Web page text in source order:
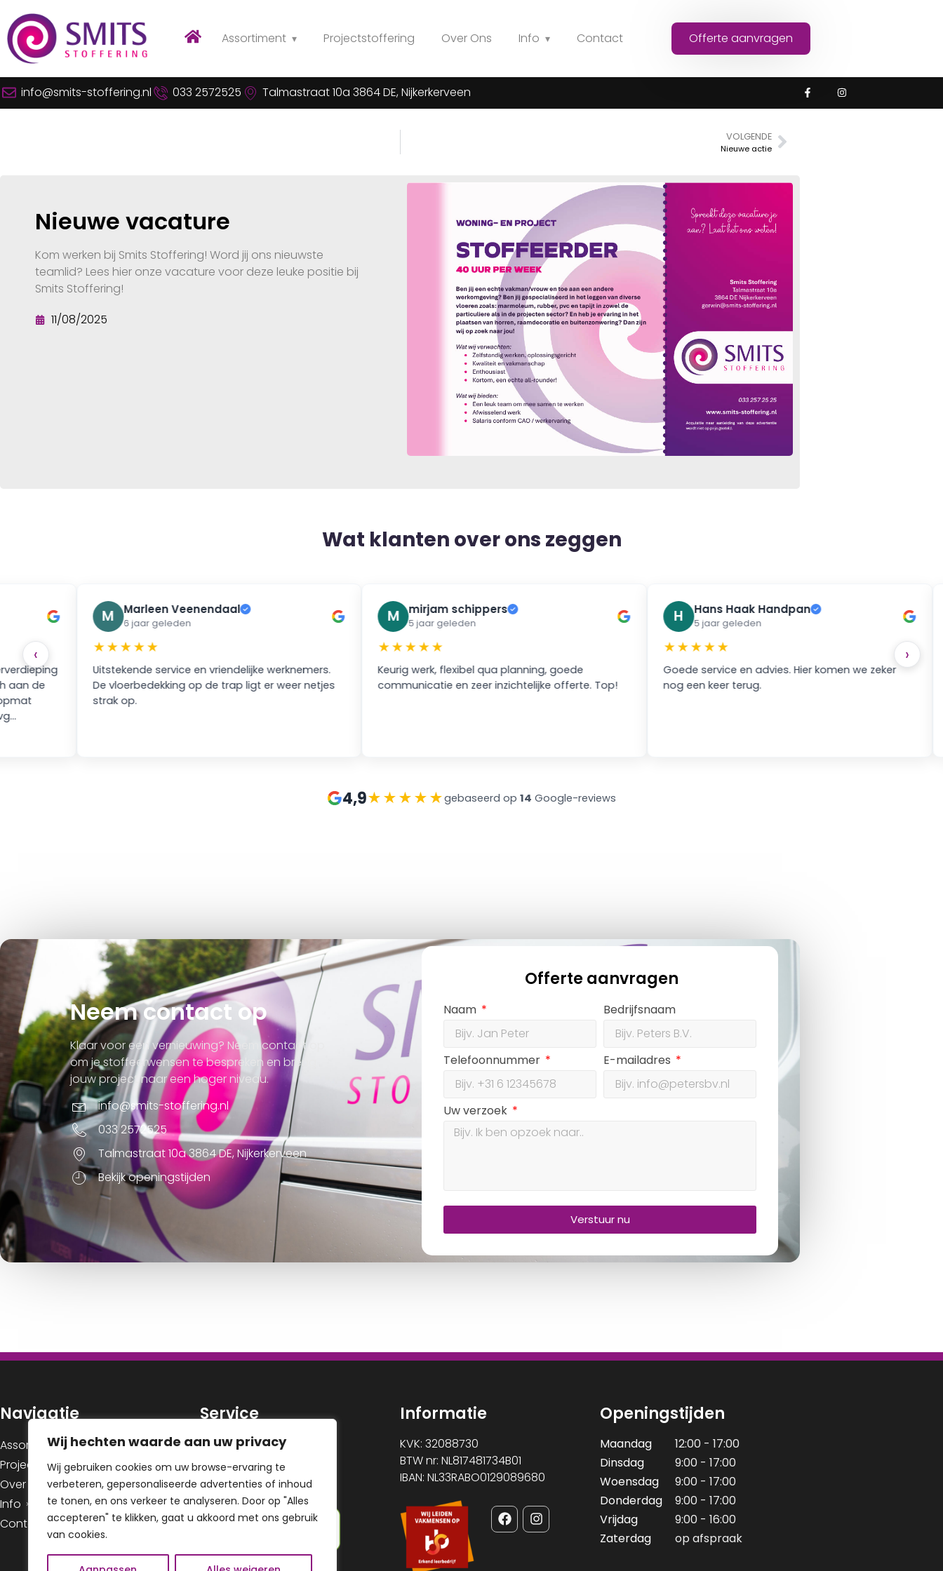
Wij hechten waarde aan uw privacy
Wij gebruiken cookies om uw browse-ervaring te
verbeteren, gepersonaliseerde advertenties of inhoud
te tonen, en ons verkeer te analyseren. Door op "Alles
accepteren" te klikken, gaat u akkoord met ons gebruik
van cookies.
Assortiment Projectstoffering Over Ons Info Contact Offerte aanvragen
info@smits-stoffering.nl 033 2572525 Talmastraat 10a 3864 DE, Nijkerkerveen
VOLGENDE
Nieuwe actie
Nieuwe vacature
Kom werken bij Smits Stoffering! Word jij ons nieuwste
teamlid? Lees hier onze vacature voor deze leuke positie bij
Smits Stoffering!
11/08/2025
Wat klanten over ons zeggen
Marleen Veenendaal ✓
6 jaar geleden
★★★★★
Uitstekende service en vriendelijke werknemers.
De vloerbedekking op de trap ligt er weer netjes
strak op.
mirjam schippers ✓
5 jaar geleden
★★★★★
Keurig werk, flexibel qua planning, goede
communicatie en zeer inzichtelijke offerte. Top!
Hans Haak Handpan ✓
5 jaar geleden
★★★★★
Goede service en advies. Hier komen we zeker
nog een keer terug.
‹ ›
4,9★★★★★gebaseerd op 14 Google-reviews
Neem contact op
Klaar voor een vernieuwing? Neem contact op
om je stoffeerwensen te bespreken en breng
jouw project naar een hoger niveau.
info@smits-stoffering.nl
033 2572525
Talmastraat 10a 3864 DE, Nijkerkerveen
Bekijk openingstijden
Offerte aanvragen
Naam Bedrijfsnaam
Telefoonnummer E-mailadres
Uw verzoek
Verstuur nu
Navigatie
Assortiment
Projectstoffering
Over Ons
Info
Contact
Service
Contact
Sitemap
Cookiebeleid
Informatie
KVK: 32088730
BTW nr: NL817481734B01
IBAN: NL33RABO0129089680
Openingstijden
Maandag
12:00 - 17:00
Dinsdag
9:00 - 17:00
Woensdag
9:00 - 17:00
Donderdag
9:00 - 17:00
Vrijdag
9:00 - 16:00
Zaterdag
op afspraak